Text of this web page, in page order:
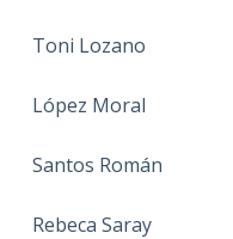
Toni Lozano
López Moral
Santos Román
Rebeca Saray